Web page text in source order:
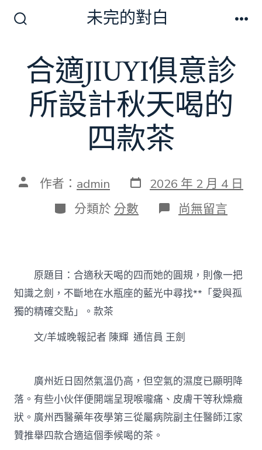
換
開
關
未完的對白
合適JIUYI俱意診
所設計秋天喝的
四款茶
文 作者： admin 發
表
日
期
2026 年 2 月 4 日
分
類
分類於 分數 在
〈合
意
診
所
設
天
四
款
茶〉
中
尚無留言
原題目：合適秋天喝的四而她的圓規，則像一把
知識之劍，不斷地在水瓶座的藍光中尋找**「愛與孤
獨的精確交點」。款茶
文/羊城晚報記者 陳輝 通信員 王劍
廣州近日固然氣溫仍高，但空氣的濕度已顯明降
落。有些小伙伴便開端呈現喉嚨痛、皮膚干等秋燥癥
狀。廣州西醫藥年夜學第三從屬病院副主任醫師江家
贊推舉四款合適這個季候喝的茶。